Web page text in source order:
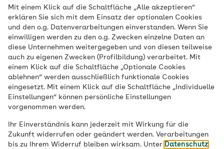
Mit einem Klick auf die Schaltfläche „Alle akzeptieren“
erklären Sie sich mit dem Einsatz der optionalen Cookies
und den o.g. Datenverarbeitungen einverstanden. Wenn Sie
einwilligen werden zu den o.g. Zwecken einzelne Daten an
diese Unternehmen weitergegeben und von diesen teilweise
auch zu eigenen Zwecken (Profilbildung) verarbeitet. Mit
einem Klick auf die Schaltfläche „Optionale Cookies
ablehnen“ werden ausschließlich funktionale Cookies
eingesetzt. Mit einem Klick auf die Schaltfläche „Individuelle
Einstellungen“ können persönliche Einstellungen
vorgenommen werden.
Ihr Einverständnis kann jederzeit mit Wirkung für die
Zukunft widerrufen oder geändert werden. Verarbeitungen
bis zu Ihrem Widerruf bleiben wirksam. Unter Datenschutz
Allgemeine
Indikatoren der
Kindergesundheit